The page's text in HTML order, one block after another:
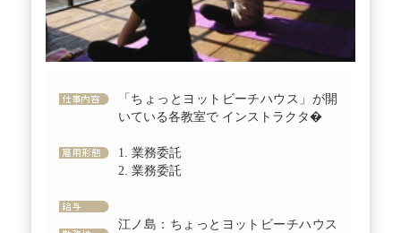
「ちょっとヨットビーチハウス」が開
いている各教室で インストラクタ�
1. 業務委託
2. 業務委託
江ノ島：ちょっとヨットビーチハウス